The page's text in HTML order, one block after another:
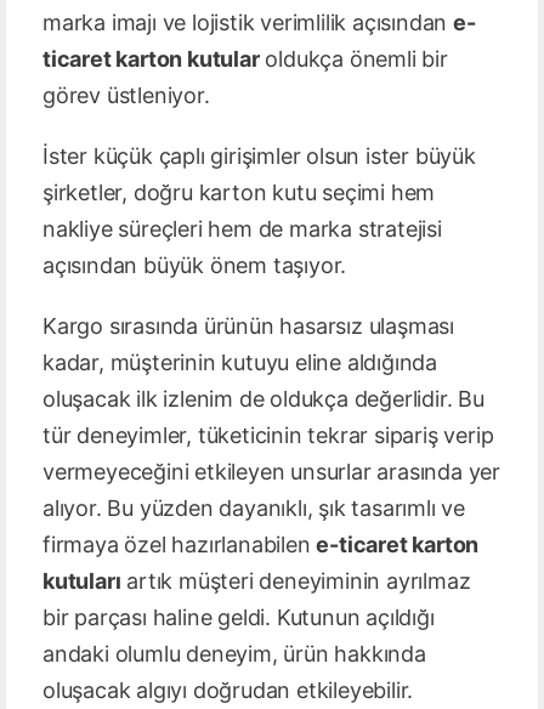
marka imajı ve lojistik verimlilik açısından e-
ticaret karton kutularoldukça önemli bir
görev üstleniyor.
İster küçük çaplı girişimler olsun ister büyük
şirketler, doğru karton kutu seçimi hem
nakliye süreçleri hem de marka stratejisi
açısından büyük önem taşıyor.
Kargo sırasında ürünün hasarsız ulaşması
kadar, müşterinin kutuyu eline aldığında
oluşacak ilk izlenim de oldukça değerlidir. Bu
tür deneyimler, tüketicinin tekrar sipariş verip
vermeyeceğini etkileyen unsurlar arasında yer
alıyor. Bu yüzden dayanıklı, şık tasarımlı ve
firmaya özel hazırlanabilene-ticaret karton
kutuları artık müşteri deneyiminin ayrılmaz
bir parçası haline geldi. Kutunun açıldığı
andaki olumlu deneyim, ürün hakkında
oluşacak algıyı doğrudan etkileyebilir.